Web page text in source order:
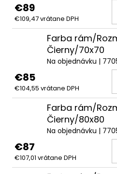
€89
€109,47 vrátane DPH
Farba rám/
Čierny/70x70
Na objednávku |
€85
€104,55 vrátane DPH
Farba rám/
Čierny/80x80
Na objednávku |
€87
€107,01 vrátane DPH